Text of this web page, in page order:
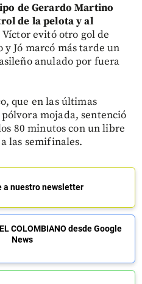
de Gerardo Martino
de la pelota y al
Víctor evitó otro gol de
Jó marcó más tarde un
anulado por fuera
que en las últimas
mojada, sentenció
80 minutos con un libre
las semifinales.
a nuestro newsletter
COLOMBIANO desde Google
News